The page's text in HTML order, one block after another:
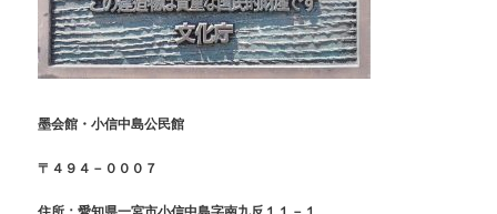
墨会館・小信中島公民館
〒４９４－０００７